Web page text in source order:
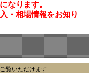
なります。
・相場情報をお知り
覧いただけます